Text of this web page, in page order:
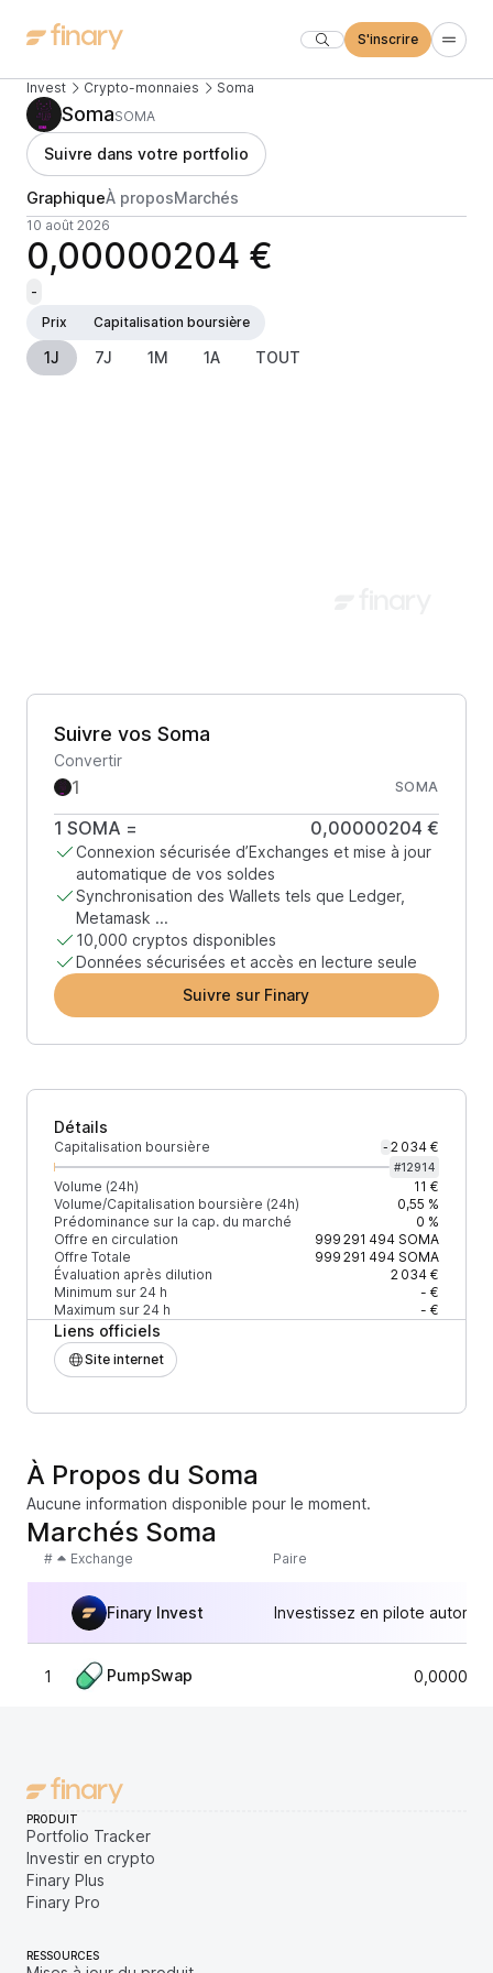
S'inscrire
Invest Crypto-monnaies Soma
SomaSOMA
Suivre dans votre portfolio
GraphiqueÀ proposMarchés
10 août 2026
0,00000204 €
-
Prix
Capitalisation boursière
1J 7J 1M 1A TOUT
Suivre vos Soma
Convertir
SOMA
1 SOMA = 0,00000204 €
Connexion sécurisée d’Exchanges et mise à jour
automatique de vos soldes
Synchronisation des Wallets tels que Ledger,
Metamask ...
10,000 cryptos disponibles
Données sécurisées et accès en lecture seule
Suivre sur Finary
Détails
Capitalisation boursière - 2 034 €
#12914
Volume (24h)
11 €
Volume/Capitalisation boursière (24h)
0,55 %
Prédominance sur la cap. du marché
0 %
Offre en circulation
999 291 494SOMA
Offre Totale
999 291 494SOMA
Évaluation après dilution
2 034 €
Minimum sur 24 h
- €
Maximum sur 24 h
- €
Liens officiels
Site internet
À Propos du Soma
Aucune information disponible pour le moment.
Marchés Soma
# Exchange Paire
Finary Invest Investissez en pilote
1 PumpSwap
PRODUIT
Portfolio Tracker
Investir en crypto
Finary Plus
Finary Pro
RESSOURCES